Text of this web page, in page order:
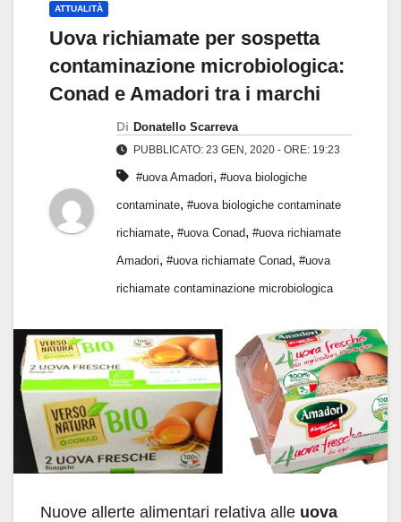
ATTUALITÀ
Uova richiamate per sospetta
contaminazione microbiologica:
Conad e Amadori tra i marchi
Di Donatello Scarreva
PUBBLICATO: 23 GEN, 2020 - ORE: 19:23
#uova Amadori, #uova biologiche
contaminate, #uova biologiche contaminate
richiamate, #uova Conad, #uova richiamate
Amadori, #uova richiamate Conad, #uova
richiamate contaminazione microbiologica
Nuove allerte alimentari relativa alle uova